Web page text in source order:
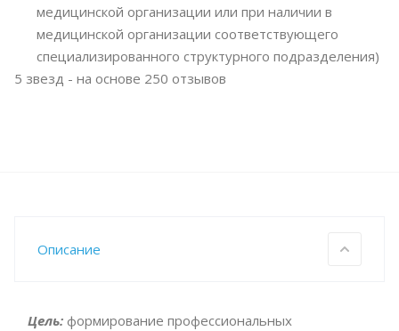
медицинской организации или при наличии в
медицинской организации соответствующего
специализированного структурного подразделения)
5 звезд - на основе 250 отзывов
Описание
Цель: формирование профессиональных